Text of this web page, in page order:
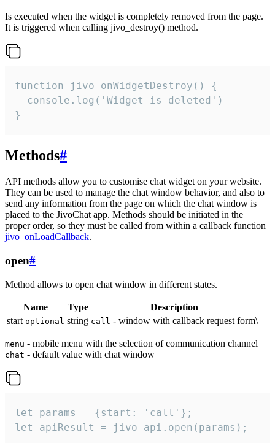
Is executed when the widget is completely removed from the page.
It is triggered when calling jivo_destroy() method.
function jivo_onWidgetDestroy() {
  console.log('Widget is deleted')
}
Methods#
API methods allow you to customise chat widget on your website.
They can be used to manage the chat window behavior, and also to
send any information from the page on which the chat window is
placed to the JivoChat app. Methods should be initiated in the
proper order, so they must be called from within a callback function
jivo_onLoadCallback.
open#
Method allows to open chat window in different states.
Name Type
Description
start optional string call - window with callback request form\
menu - mobile menu with the selection of communication channel
chat - default value with chat window |
let params = {start: 'call'};
let apiResult = jivo_api.open(params);